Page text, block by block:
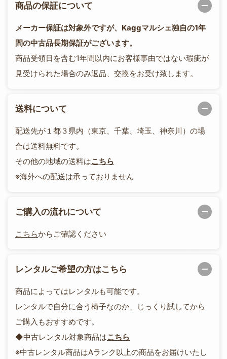
商品の保証について
メーカー保証は対象外ですが、Kaggマルシェ独自の1年
間の中古品長期保証がございます。
商品受領日を含む1年間以内にお客様事由ではない瑕疵が
見受けられた場合のみ返品、交換をお受け致します。
送料について
配送先が１都３県内（東京、千葉、埼玉、神奈川）の場
合は送料無料です。
その他の地域の送料はこちら
※海外への配送は承っておりません
ご購入の流れについて
こちらからご確認ください
レンタルご希望の方はこちら
商品によってはレンタルも可能です。
レンタルで自分に合う椅子なのか、じっくり試してから
ご購入もおすすめです。
◆中古レンタル対象商品はこちら
※中古レンタル商品はAランク以上の商品をお届けいたし